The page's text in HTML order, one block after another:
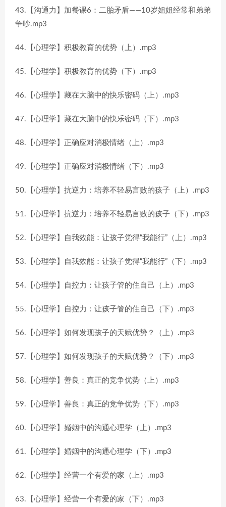
43.【沟通力】加餐课6：二胎矛盾——10岁姐姐经常和弟弟
争吵.mp3
44.【心理学】积极教育的优势（上）.mp3
45.【心理学】积极教育的优势（下）.mp3
46.【心理学】藏在大脑中的快乐密码（上）.mp3
47.【心理学】藏在大脑中的快乐密码（下）.mp3
48.【心理学】正确应对消极情绪（上）.mp3
49.【心理学】正确应对消极情绪（下）.mp3
50.【心理学】抗逆力：培养不轻易言败的孩子（上）.mp3
51.【心理学】抗逆力：培养不轻易言败的孩子（下）.mp3
52.【心理学】自我效能：让孩子觉得“我能行”（上）.mp3
53.【心理学】自我效能：让孩子觉得“我能行”（下）.mp3
54.【心理学】自控力：让孩子管的住自己（上）.mp3
55.【心理学】自控力：让孩子管的住自己（下）.mp3
56.【心理学】如何发现孩子的天赋优势？（上）.mp3
57.【心理学】如何发现孩子的天赋优势？（下）.mp3
58.【心理学】善良：真正的竞争优势（上）.mp3
59.【心理学】善良：真正的竞争优势（下）.mp3
60.【心理学】婚姻中的沟通心理学（上）.mp3
61.【心理学】婚姻中的沟通心理学（下）.mp3
62.【心理学】经营一个有爱的家（上）.mp3
63.【心理学】经营一个有爱的家（下）.mp3